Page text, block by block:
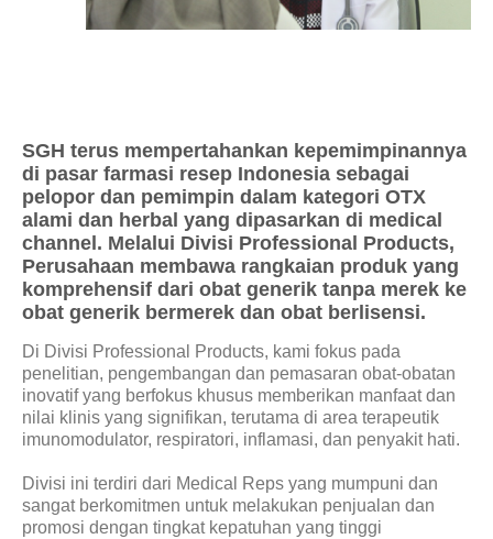
Natural Wellness
Investor
Keberlanjutan
Hubungi Kami
Profesional Kesehatan
Karir
SGH terus mempertahankan kepemimpinannya
di pasar farmasi resep Indonesia sebagai
pelopor dan pemimpin dalam kategori OTX
alami dan herbal yang dipasarkan di medical
channel. Melalui Divisi Professional Products,
Perusahaan membawa rangkaian produk yang
komprehensif dari obat generik tanpa merek ke
obat generik bermerek dan obat berlisensi.
Di Divisi Professional Products, kami fokus pada
penelitian, pengembangan dan pemasaran obat-obatan
inovatif yang berfokus khusus memberikan manfaat dan
nilai klinis yang signifikan, terutama di area terapeutik
imunomodulator, respiratori, inflamasi, dan penyakit hati.
Divisi ini terdiri dari Medical Reps yang mumpuni dan
sangat berkomitmen untuk melakukan penjualan dan
promosi dengan tingkat kepatuhan yang tinggi